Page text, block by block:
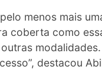
menos mais
coberta como
destacou